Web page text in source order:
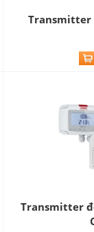
Transmitter
Transmitter